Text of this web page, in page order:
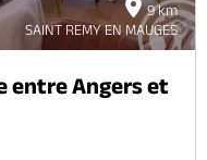
9 km
SAINT REMY EN MAUGES
entre Angers et